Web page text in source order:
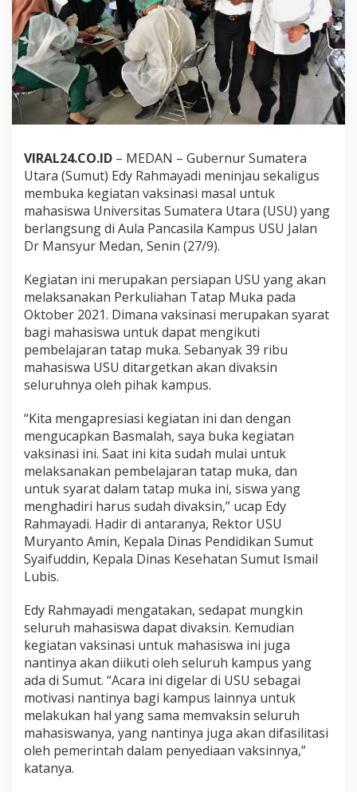
a
t
a
p
M
u
k
a
y
R
a
h
m
a
y
d
i
T
i
n
j
a
V
k
s
i
a
s
i
d
i
K
a
u
s
U
S
U
VIRAL24.CO.ID – MEDAN – Gubernur Sumatera
Utara (Sumut) Edy Rahmayadi meninjau sekaligus
membuka kegiatan vaksinasi masal untuk
mahasiswa Universitas Sumatera Utara (USU) yang
berlangsung di Aula Pancasila Kampus USU Jalan
Dr Mansyur Medan, Senin (27/9).
Kegiatan ini merupakan persiapan USU yang akan
melaksanakan Perkuliahan Tatap Muka pada
Oktober 2021. Dimana vaksinasi merupakan syarat
bagi mahasiswa untuk dapat mengikuti
pembelajaran tatap muka. Sebanyak 39 ribu
mahasiswa USU ditargetkan akan divaksin
seluruhnya oleh pihak kampus.
“Kita mengapresiasi kegiatan ini dan dengan
mengucapkan Basmalah, saya buka kegiatan
vaksinasi ini. Saat ini kita sudah mulai untuk
melaksanakan pembelajaran tatap muka, dan
untuk syarat dalam tatap muka ini, siswa yang
menghadiri harus sudah divaksin,” ucap Edy
Rahmayadi. Hadir di antaranya, Rektor USU
Muryanto Amin, Kepala Dinas Pendidikan Sumut
Syaifuddin, Kepala Dinas Kesehatan Sumut Ismail
Lubis.
Edy Rahmayadi mengatakan, sedapat mungkin
seluruh mahasiswa dapat divaksin. Kemudian
kegiatan vaksinasi untuk mahasiswa ini juga
nantinya akan diikuti oleh seluruh kampus yang
ada di Sumut. “Acara ini digelar di USU sebagai
motivasi nantinya bagi kampus lainnya untuk
melakukan hal yang sama memvaksin seluruh
mahasiswanya, yang nantinya juga akan difasilitasi
oleh pemerintah dalam penyediaan vaksinnya,”
katanya.